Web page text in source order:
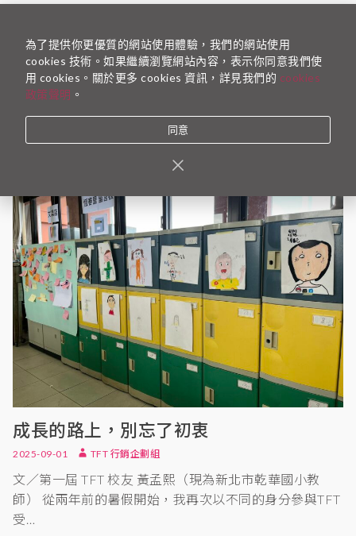
不同想像
2025-09-01 TFT 行銷企劃組
文／第三屆 TFT 校友 邵恪玄、第五屆 TFT 校友 蘇儀庭 服
務於原鄉學校的恪玄與儀庭，在計畫結束後透過續…
成長的路上，別忘了初衷
2025-09-01 TFT 行銷企劃組
文／第一屆 TFT 校友 黃孟熙（現為新北市乾華國小教
師） 從兩年前的暑假開始，我再次以不同的身分參與TFT
受…
為了提供你更優質的網站使用體驗，我們的網站使用
cookies 技術。如果繼續瀏覽網站內容，表示你同意我們使
用 cookies。關於更多 cookies 資訊，詳見我們的 cookies
政策聲明 。
同意